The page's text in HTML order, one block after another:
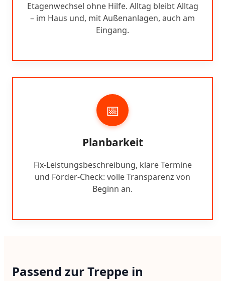
Etagenwechsel ohne Hilfe. Alltag bleibt Alltag
– im Haus und, mit Außenanlagen, auch am
Eingang.
📅
Planbarkeit
Fix-Leistungsbeschreibung, klare Termine
und Förder-Check: volle Transparenz von
Beginn an.
Passend zur Treppe in